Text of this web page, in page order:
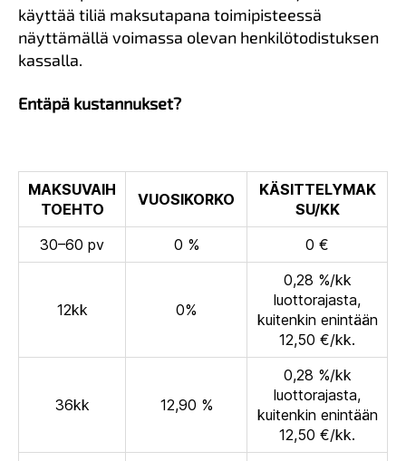
käyttää tiliä maksutapana toimipisteessä
näyttämällä voimassa olevan henkilötodistuksen
kassalla.
Entäpä kustannukset?
MAKSUVAIH
TOEHTO
VUOSIKORKO
KÄSITTELYMAK
SU/KK
30–60 pv
0 % 0 €
12kk 0%
0,28 %/kk
luottorajasta,
kuitenkin enintään
12,50 €/kk.
36kk 12,90 %
0,28 %/kk
luottorajasta,
kuitenkin enintään
12,50 €/kk.